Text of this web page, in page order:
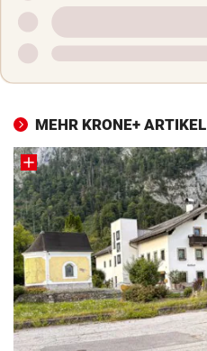
MEHR KRONE+ ARTIKEL